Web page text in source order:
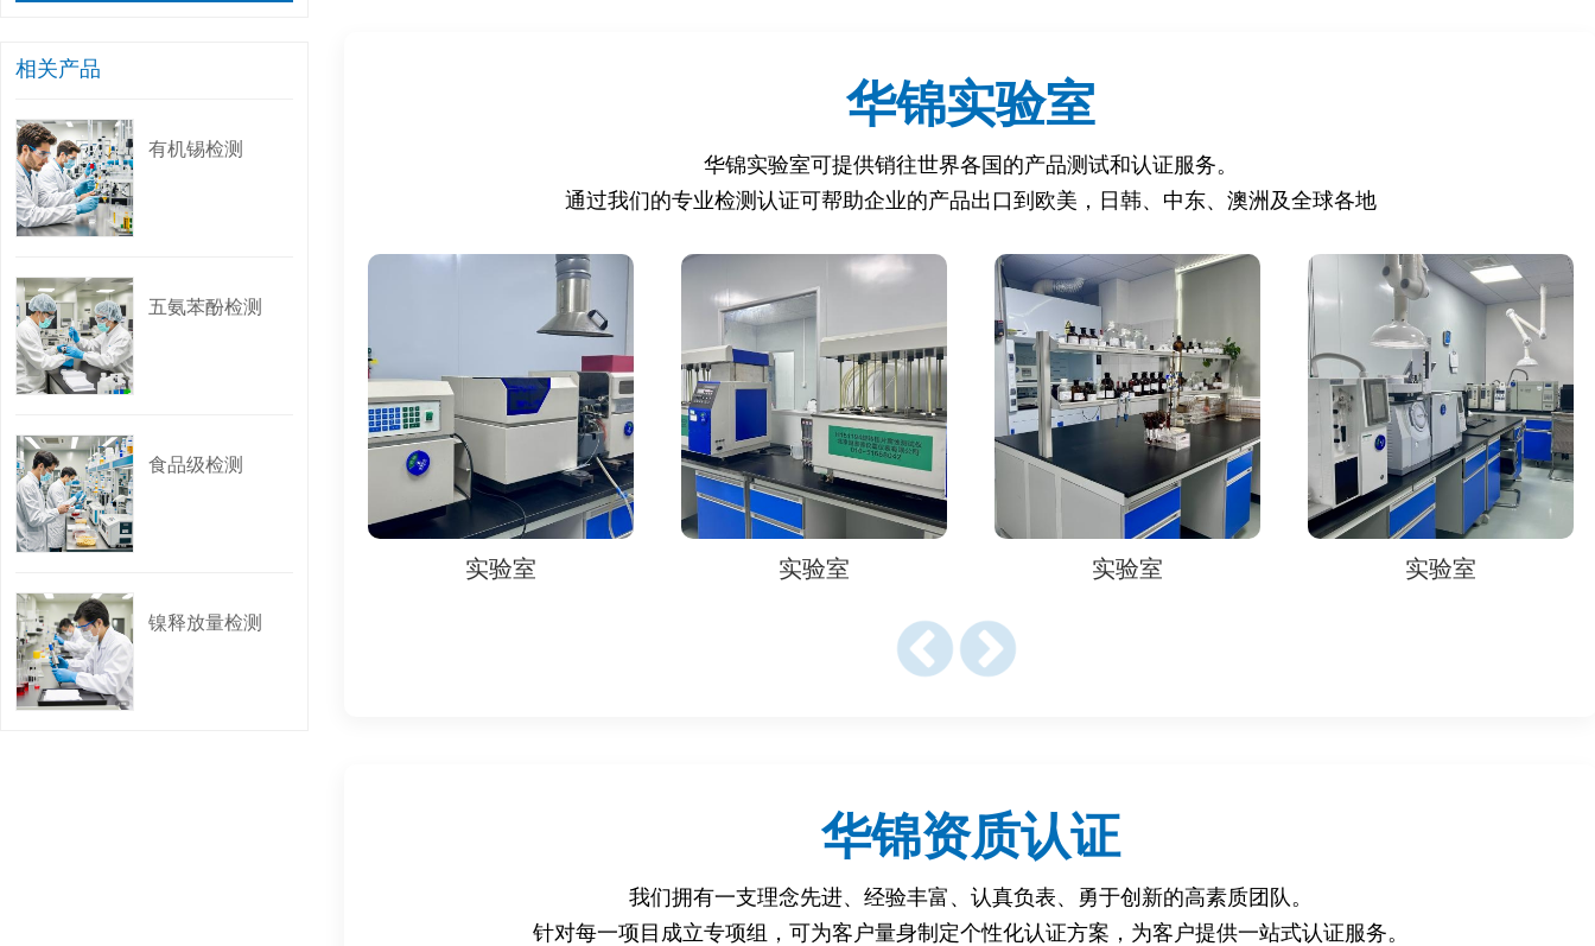
相关产品
有机锡检测
五氨苯酚检测
食品级检测
镍释放量检测
- 特定迁移量：检测邻苯二甲酸盐、双酚A（BPA）、甲醛等特定物质的迁移量。
- 残留单体：检测塑料中未反应的单体（如氯乙烯、苯乙烯）。
- 重金属溶出：检测铅、镉、镍、铬等重金属的溶出量。
- 腐蚀性测试：评估金属材料在酸性或碱性食品中的耐腐蚀性。
4. 陶瓷和玻璃材料检测
- 铅镉溶出：检测釉面中铅、镉的溶出量。
5. 纸制品检测
- (EU) No 10/2011（塑料食品接触材料）。
华锦实验室
华锦实验室可提供销往世界各国的产品测试和认证服务。
通过我们的专业检测认证可帮助企业的产品出口到欧美，日韩、中东、澳洲及全球各地
实验室 实验室 实验室 实验室
华锦资质认证
我们拥有一支理念先进、经验丰富、认真负表、勇于创新的高素质团队。
针对每一项目成立专项组，可为客户量身制定个性化认证方案，为客户提供一站式认证服务。